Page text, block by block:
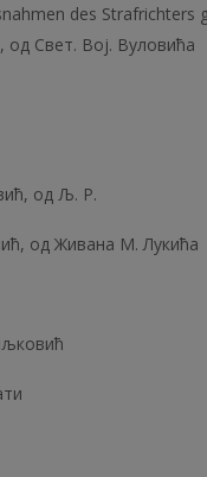
des
од Свет. Boj. Вуловића
од Љ. Р.
од Живана М. Лукића